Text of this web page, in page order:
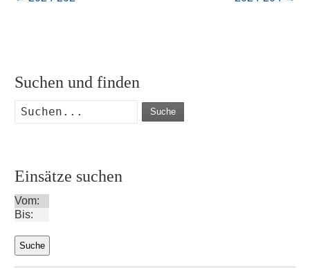
Suchen und finden
Suche
Einsätze suchen
Vom:
Bis: